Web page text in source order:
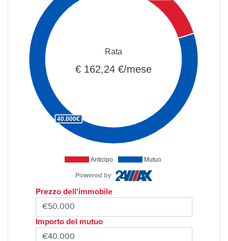
Anticipo Mutuo
40.000€
Rata
€ 162,24 €/mese
Powered by
Prezzo dell'immobile
Importo del mutuo